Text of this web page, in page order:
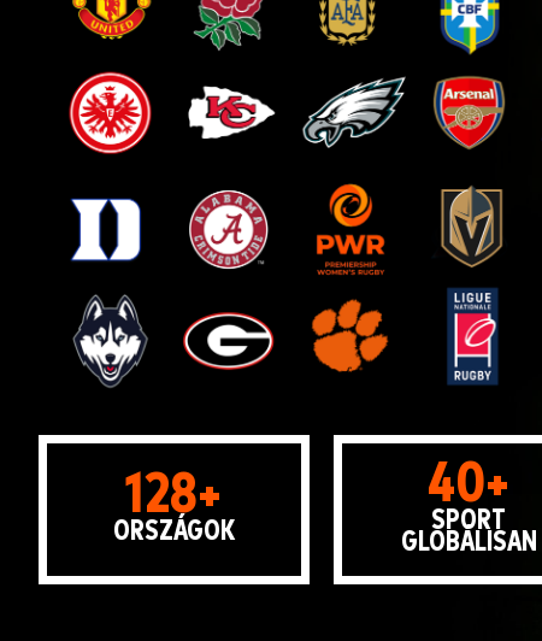
128+
ORSZÁGOK
40+
SPORT
GLOBÁLISAN